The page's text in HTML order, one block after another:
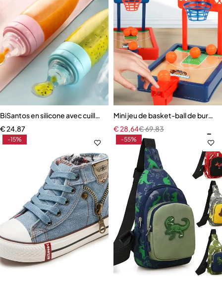
BiSantos en silicone avec cuillère à presser pour nouveau-né
€24,87
Mini jeu de basket-ball de
€69,83
€28,64
-15% -55%